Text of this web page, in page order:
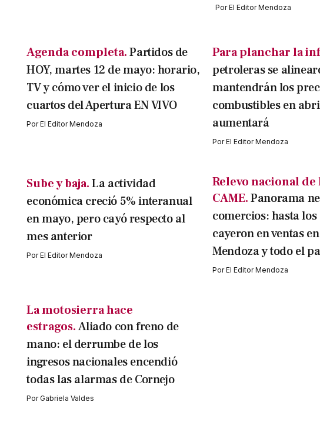
PorEl Editor Mendoza
Agenda completa. Partidos de
HOY, martes 12 de mayo: horario,
TV y cómo ver el inicio de los
cuartos del Apertura EN VIVO
PorEl Editor Mendoza
Para planchar la
petroleras se
mantendrán los
combustibles en
aumentará
PorEl Editor Mendoza
Sube y baja. La actividad
económica creció 5% interanual
en mayo, pero cayó respecto al
mes anterior
PorEl Editor Mendoza
Relevo nacional de
CAME.Panorama
comercios: hasta
cayeron en ventas
Mendoza y todo el
PorEl Editor Mendoza
La motosierra hace
estragos. Aliado con freno de
mano: el derrumbe de los
ingresos nacionales encendió
todas las alarmas de Cornejo
PorGabriela Valdes